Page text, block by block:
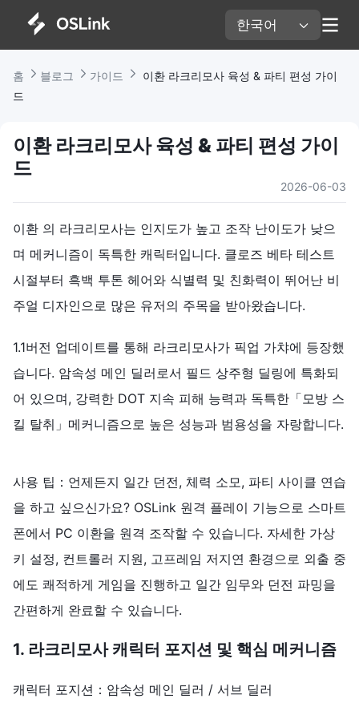
한국어
홈 블로그 가이드
이환 라크리모사 육성 & 파티 편성 가이
드
이환 라크리모사 육성 & 파티 편성 가이
드
2026-06-03
이환 의 라크리모사는 인지도가 높고 조작 난이도가 낮으
며 메커니즘이 독특한 캐릭터입니다. 클로즈 베타 테스트
시절부터 흑백 투톤 헤어와 식별력 및 친화력이 뛰어난 비
주얼 디자인으로 많은 유저의 주목을 받아왔습니다.
1.1버전 업데이트를 통해 라크리모사가 픽업 가챠에 등장했
습니다. 암속성 메인 딜러로서 필드 상주형 딜링에 특화되
어 있으며, 강력한 DOT 지속 피해 능력과 독특한「모방 스
킬 탈취」메커니즘으로 높은 성능과 범용성을 자랑합니다.
사용 팁：언제든지 일간 던전, 체력 소모, 파티 사이클 연습
을 하고 싶으신가요? OSLink 원격 플레이 기능으로 스마트
폰에서 PC 이환을 원격 조작할 수 있습니다. 자세한 가상
키 설정, 컨트롤러 지원, 고프레임 저지연 환경으로 외출 중
에도 쾌적하게 게임을 진행하고 일간 임무와 던전 파밍을
간편하게 완료할 수 있습니다.
1. 라크리모사 캐릭터 포지션 및 핵심 메커니즘
캐릭터 포지션：암속성 메인 딜러 / 서브 딜러